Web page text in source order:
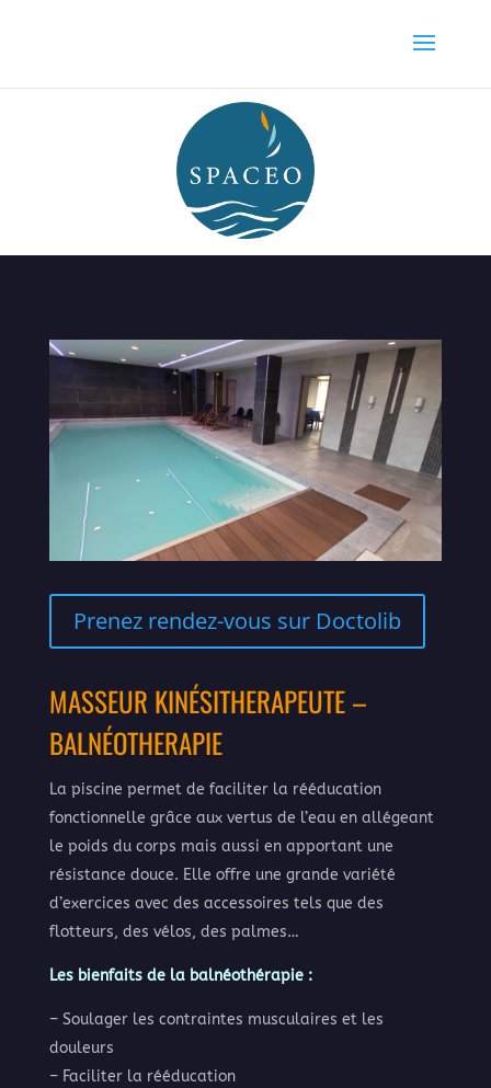
Prenez rendez-vous sur Doctolib
MASSEUR KINÉSITHERAPEUTE –
BALNÉOTHERAPIE
La piscine permet de faciliter la rééducation
fonctionnelle grâce aux vertus de l’eau en allégeant
le poids du corps mais aussi en apportant une
résistance douce. Elle offre une grande variété
d’exercices avec des accessoires tels que des
flotteurs, des vélos, des palmes…
Les bienfaits de la balnéothérapie :
– Soulager les contraintes musculaires et les
douleurs
– Faciliter la rééducation